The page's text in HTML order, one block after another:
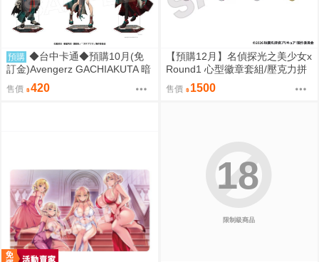
預購 ◆台中卡通◆預購10月(免
訂金)Avengerz GACHIAKUTA 暗
黑東方色彩 壓克力立牌 5種分售
0814
售價 420
【預購12月】名偵探光之美少女x
Round1 心型徽章套組/壓克力拼
圖鑰匙圈套組
售價 1500
限制級商品
18